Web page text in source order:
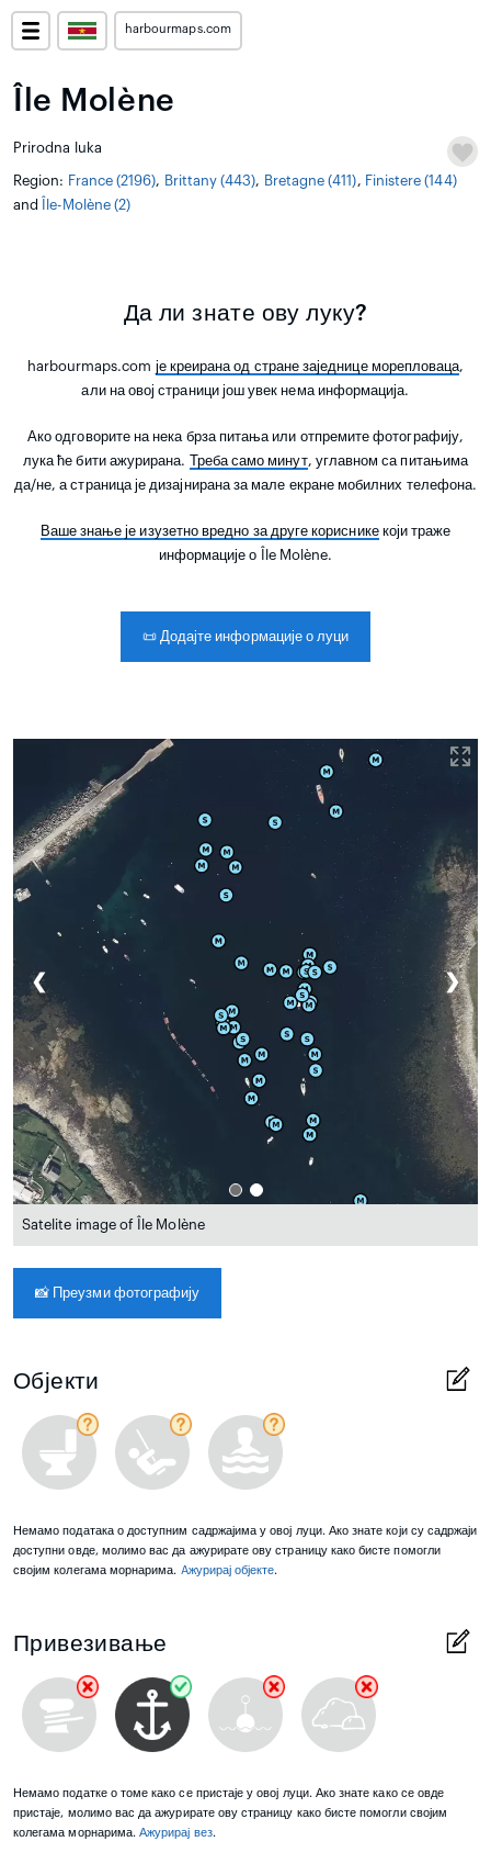
harbourmaps.com
Île Molène
Prirodna luka
Region: France (2196), Brittany (443), Bretagne (411), Finistere (144)
and
Île-Molène (2)
Да ли знате ову луку?
harbourmaps.com је креирана од стране заједнице морепловаца,
али на овој страници још увек нема информација.
Ако одговорите на нека брза питања или отпремите фотографију,
лука ће бити ажурирана. Треба само минут, углавном са питањима
да/не, а страница је дизајнирана за мале екране мобилних телефона.
Ваше знање је изузетно вредно за друге корисникекоји траже
информације о Île Molène.
📜Додајте информације о луци
❮ ❯
Satelite image of Île Molène
📸 Преузми фотографију
Објекти
Немамо података о доступним садржајима у овој луци. Ако знате који су садржаји
доступни овде, молимо вас да ажурирате ову страницу како бисте помогли
својим колегама морнарима. Aжурирај објекте.
Привезивање
Немамо податке о томе како се пристаје у овој луци. Ако знате како се овде
пристаје, молимо вас да ажурирате ову страницу како бисте помогли својим
колегама морнарима.Ажурирај вез.